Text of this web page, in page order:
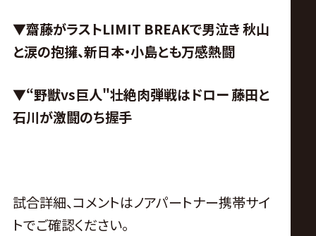
▼齋藤がラストLIMIT BREAKで男泣き 秋山
と涙の抱擁、新日本・小島とも万感熱闘
▼“野獣vs巨人"壮絶肉弾戦はドロー 藤田と
石川が激闘のち握手
試合詳細、コメントはノアパートナー携帯サイ
トでご確認ください。